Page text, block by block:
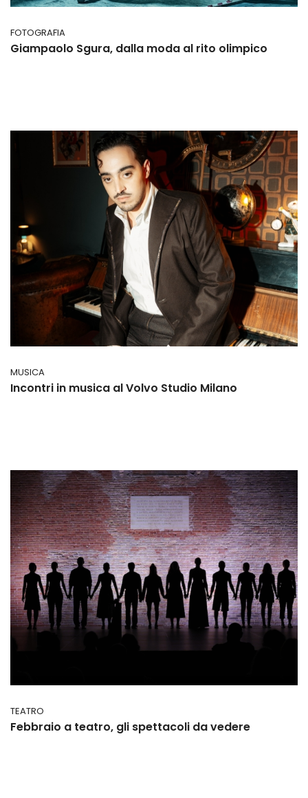
FOTOGRAFIA
Giampaolo Sgura, dalla moda al rito olimpico
MUSICA
Incontri in musica al Volvo Studio Milano
TEATRO
Febbraio a teatro, gli spettacoli da vedere